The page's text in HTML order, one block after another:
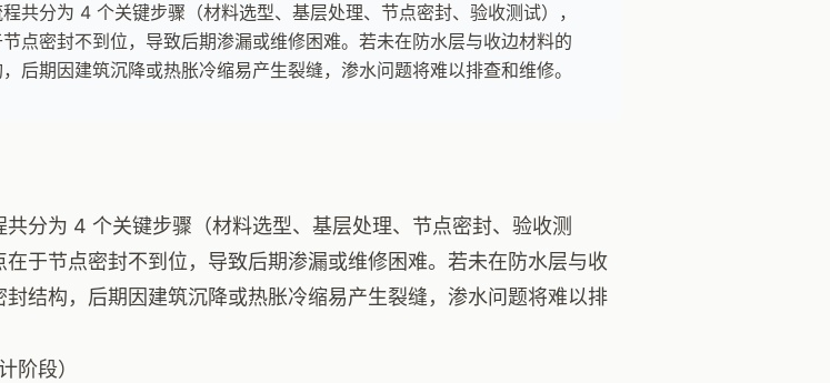
共分为 4 个关键步骤（材料选型、基层处理、节点密封、验收测试），
点密封不到位，导致后期渗漏或维修困难。若未在防水层与收边材料的
后期因建筑沉降或热胀冷缩易产生裂缝，渗水问题将难以排查和维修。
分为 4 个关键步骤（材料选型、基层处理、节点密封、验收测
于节点密封不到位，导致后期渗漏或维修困难。若未在防水层与收
结构，后期因建筑沉降或热胀冷缩易产生裂缝，渗水问题将难以排
阶段）